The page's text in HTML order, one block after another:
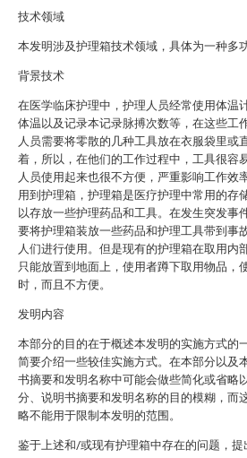
技术领域
本发明涉及护理箱技术领域，具体为一种多
背景技术
在医学临床护理中，护理人员经常使用体温
体温以及记录本记录脉搏次数等，在这些工
人员需要将零散的几种工具放在衣服袋里或
着，所以，在他们的工作过程中，工具很容
人员使用起来也很不方便，严重影响工作效
用到护理箱，护理箱是医疗护理中常用的存
以存放一些护理药品和工具。在发生突发事
要将护理箱装放一些药品和护理工具带到事
人们进行使用。但是现有的护理箱在取用内
只能放置到地面上，使用者蹲下取用物品，
时，而且不方便。
发明内容
本部分的目的在于概述本发明的实施方式的
简要介绍一些较佳实施方式。在本部分以及
书摘要和发明名称中可能会做些简化或省略
分、说明书摘要和发明名称的目的模糊，而
略不能用于限制本发明的范围。
鉴于上述和/或现有护理箱中存在的问题，提